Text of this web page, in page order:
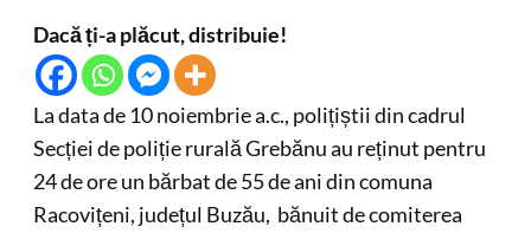
Dacă ți-a plăcut, distribuie!
La data de 10 noiembrie a.c., polițiștii din cadrul
Secției de poliție rurală Grebănu au reținut pentru
24 de ore un bărbat de 55 de ani din comuna
Racovițeni, județul Buzău, bănuit de comiterea